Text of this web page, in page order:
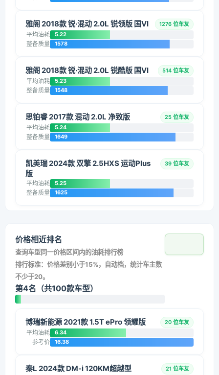
雅阁 2018款 锐·混动 2.0L 锐领版 国VI 1276 位车友
平均油耗 5.22
整备质量 1578
雅阁 2018款 锐·混动 2.0L 锐酷版 国VI 514 位车友
平均油耗 5.23
整备质量 1548
思铂睿 2017款 混动 2.0L 净致版 25 位车友
平均油耗 5.24
整备质量 1649
凯美瑞 2024款 双擎 2.5HXS 运动Plus
版
39 位车友
平均油耗 5.25
整备质量 1625
价格相近排名
查询车型同一价格区间内的油耗排行榜
排行标准：价格差别小于15%，自动档，统计车主数
不少于20。
第4名（共100款车型）
博瑞新能源 2021款 1.5T ePro 领耀版 20 位车友
平均油耗 6.34
参考价 16.38
秦L 2024款 DM-i 120KM超越型 21 位车友